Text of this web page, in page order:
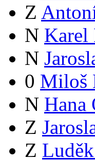
Z
N Karel
N
0 Miloš
N Hana
Z
Z